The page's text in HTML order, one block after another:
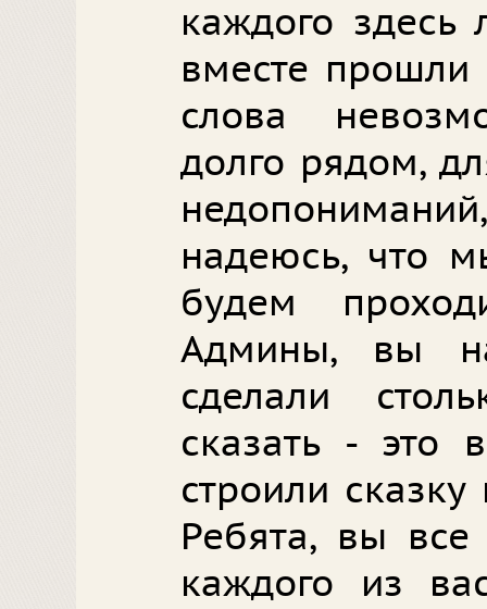
каждого
вместе прошли
слова
долго рядом,
надеюсь, что
будем
Админы, вы
сделали
сказать - это
строили
Ребята, вы
каждого из